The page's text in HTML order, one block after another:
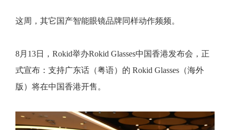
这周，其它国产智能眼镜品牌同样动作频频。
8月13日，Rokid举办Rokid Glasses中国香港发布会，正
式宣布：支持广东话（粤语）的 Rokid Glasses（海外
版）将在中国香港开售。